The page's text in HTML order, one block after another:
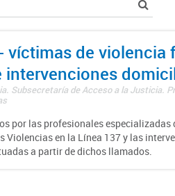
víctimas de violencia
intervenciones
Subsecretaría de Acceso a la Justicia.
por las profesionales especializadas
Violencias en la Línea 137 y las
a partir de dichos llamados.